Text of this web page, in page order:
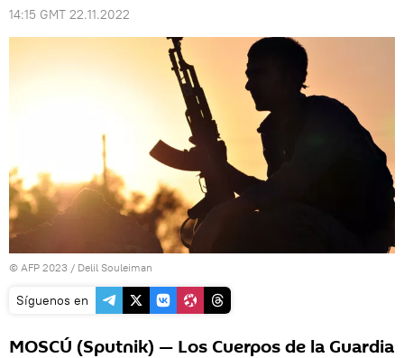
14:15 GMT 22.11.2022
© AFP 2023 / Delil Souleiman
Síguenos en
MOSCÚ (Sputnik) — Los Cuerpos de la Guardia